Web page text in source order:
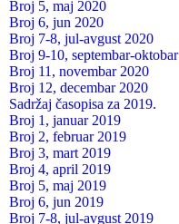
Broj 5, maj 2020
Broj 6, jun 2020
Broj 7-8, jul-avgust 2020
Broj 9-10, septembar-
Broj 11, novembar 2020
Broj 12, decembar 2020
Sadržaj časopisa za 2019.
Broj 1, januar 2019
Broj 2, februar 2019
Broj 3, mart 2019
Broj 4, april 2019
Broj 5, maj 2019
Broj 6, jun 2019
Broj 7-8, jul-avgust 2019